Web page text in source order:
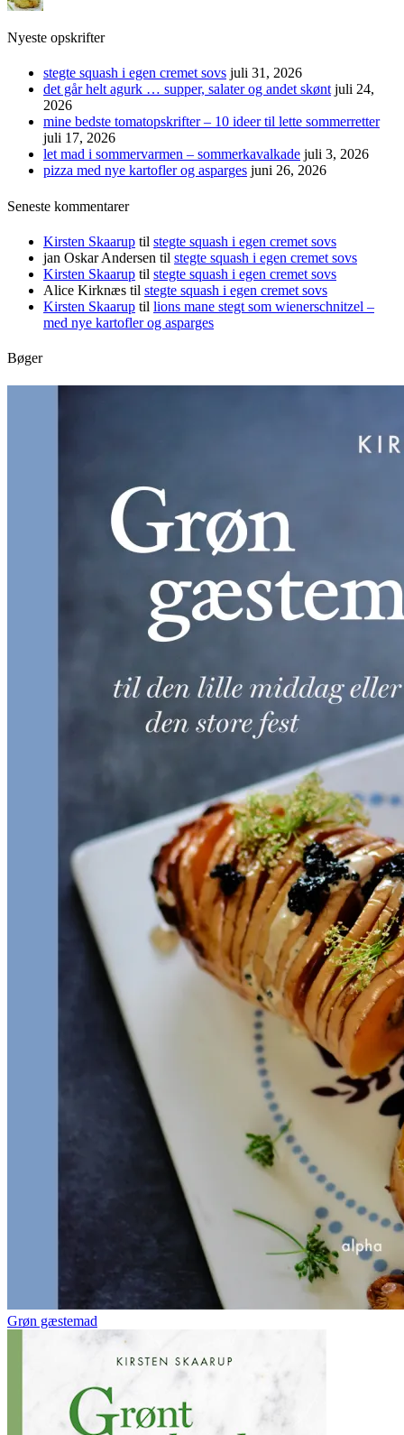
Nyeste opskrifter
stegte squash i egen cremet sovs juli 31, 2026
det går helt agurk … supper, salater og andet skønt juli 24,
2026
mine bedste tomatopskrifter – 10 ideer til lette sommerretter
juli 17, 2026
let mad i sommervarmen – sommerkavalkade juli 3, 2026
pizza med nye kartofler og asparges juni 26, 2026
Seneste kommentarer
Kirsten Skaarup til stegte squash i egen cremet sovs
jan Oskar Andersen til stegte squash i egen cremet sovs
Kirsten Skaarup til stegte squash i egen cremet sovs
Alice Kirknæs til stegte squash i egen cremet sovs
Kirsten Skaarup til lions mane stegt som wienerschnitzel –
med nye kartofler og asparges
Bøger
Grøn gæstemad